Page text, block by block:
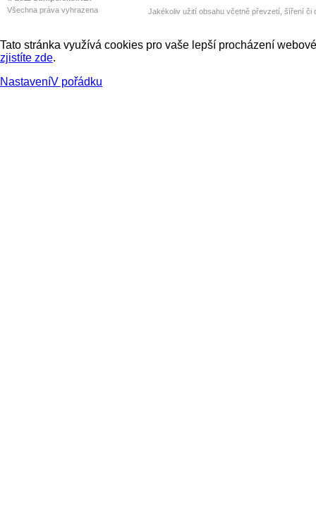
Všechna práva vyhrazena
Jakékoliv užití obsahu včetně převzetí, šíření či
Tato stránka využívá cookies pro vaše lepší procházení
zjistíte zde.
NastaveníV pořádku